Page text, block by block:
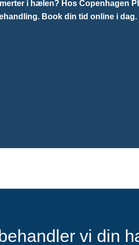
i hælen? Hos Copenhagen
Book din tid online i dag.
vi din